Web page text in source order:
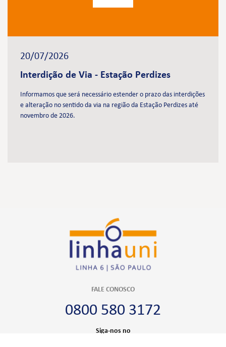
20/07/2026
Interdição de Via - Estação Perdizes
Informamos que será necessário estender o prazo das interdições
e alteração no sentido da via na região da Estação Perdizes até
novembro de 2026.
FALE CONOSCO
0800 580 3172
Siga-nos no